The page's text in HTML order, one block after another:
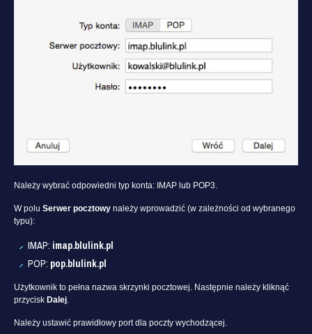
Należy wybrać odpowiedni typ konta: IMAP lub POP3.
W polu Serwer pocztowy należy wprowadzić (w zależności od wybranego
typu):
IMAP: imap.blulink.pl
POP: pop.blulink.pl
Użytkownik to pełna nazwa skrzynki pocztowej. Następnie należy kliknąć
przycisk Dalej
Należy ustawić prawidłowy port dla poczty wychodzącej.